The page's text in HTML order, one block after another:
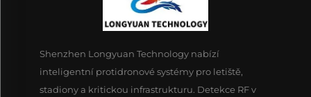
Shenzhen Longyuan Technology nabízí
inteligentní protidronové systémy pro letiště,
stadiony a kritickou infrastrukturu. Detekce RF v